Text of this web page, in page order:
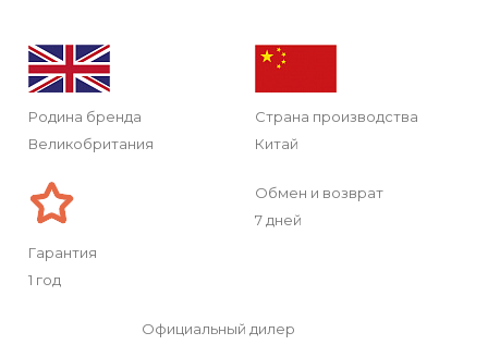
Родина бренда
Великобритания
Страна производства
Китай
Гарантия
1 год
Обмен и возврат
7 дней
Официальный дилер